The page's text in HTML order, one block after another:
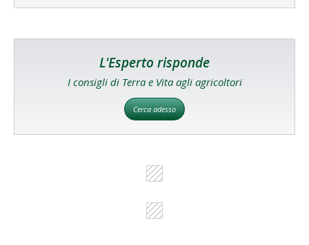
L'Esperto risponde
I consigli di Terra e Vita agli agricoltori
Cerca adesso